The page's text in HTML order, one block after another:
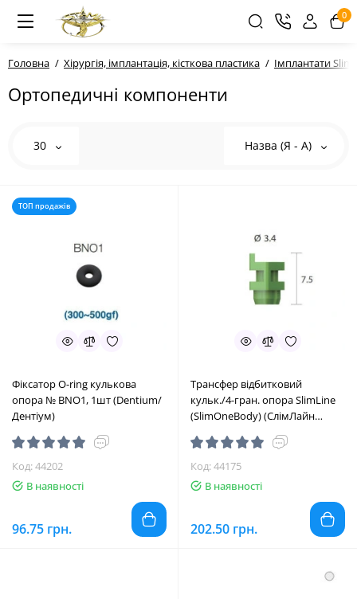
0
Головна Хірургія, імплантація, кісткова пластика Імплантати
Ортопедичні компоненти
30 Назва (Я - А)
ТОП продажів
Фіксатор O-ring кулькова
опора № BNO1, 1шт (Dentium/
Дентіум)
Код: 44202
В наявності
96.75 грн.
Трансфер відбитковий
кульк./4-гран. опора SlimLine
(SlimOneBody) (СлімЛайн
(СлімВанБоді)) № ICA, 1шт
діам.= 3.40 мм; вис.= 7.5 мм
(Dentium/Дентіум)
Код: 44175
В наявності
202.50 грн.